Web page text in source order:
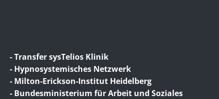
- Transfer sysTelios Klinik
- Hypnosystemisches Netzwerk
- Milton-Erickson-Institut Heidelberg
- Bundesministerium für Arbeit und Soziales